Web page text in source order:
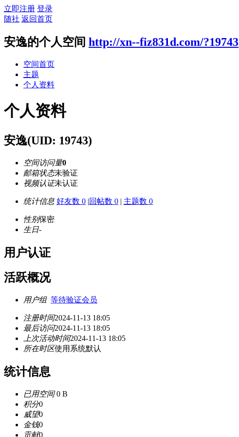
立即注册 登录
随社 返回首页
安逸的个人空间 http://xn--fiz831d.com/?19743
空间首页
主题
个人资料
个人资料
安逸(UID: 19743)
空间访问量0
邮箱状态未验证
视频认证未认证
统计信息 好友数 0 |回帖数 0 | 主题数 0
性别保密
生日-
用户认证
活跃概况
用户组 等待验证会员
注册时间2024-11-13 18:05
最后访问2024-11-13 18:05
上次活动时间2024-11-13 18:05
所在时区使用系统默认
统计信息
已用空间0 B
积分0
威望0
金钱0
贡献0